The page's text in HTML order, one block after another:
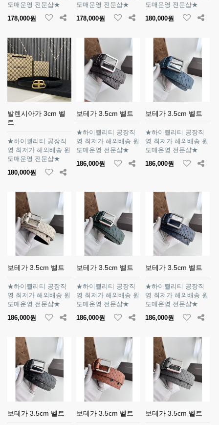
도매운영 전문샵★
178,000원
도매운영 전문샵★
178,000원
도매운영 전문샵★
180,000원
발렌시아가 3cm 벨
트
★하이퀄리티 공장직
영 최저가 해외배송 원
도매운영 전문샵★
180,000원
보테가 3.5cm 벨트
★하이퀄리티 공장직
영 최저가 해외배송 원
도매운영 전문샵★
186,000원
보테가 3.5cm 벨트
★하이퀄리티 공장직
영 최저가 해외배송 원
도매운영 전문샵★
186,000원
보테가 3.5cm 벨트
★하이퀄리티 공장직
영 최저가 해외배송 원
도매운영 전문샵★
186,000원
보테가 3.5cm 벨트
★하이퀄리티 공장직
영 최저가 해외배송 원
도매운영 전문샵★
186,000원
보테가 3.5cm 벨트
★하이퀄리티 공장직
영 최저가 해외배송 원
도매운영 전문샵★
186,000원
보테가 3.5cm 벨트 보테가 3.5cm 벨트 보테가 3.5cm 벨트